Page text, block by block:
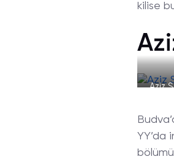
kilise
Aziz
YY’da